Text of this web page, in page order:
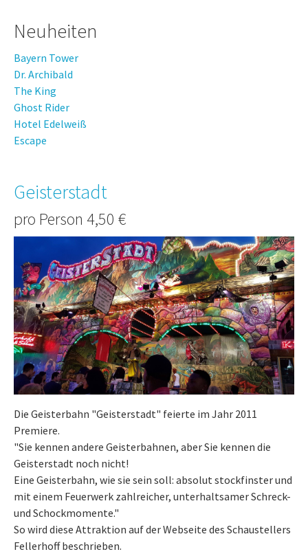
Neuheiten
Bayern Tower
Dr. Archibald
The King
Ghost Rider
Hotel Edelweiß
Escape
Geisterstadt
pro Person 4,50 €
Die Geisterbahn "Geisterstadt" feierte im Jahr 2011
Premiere.
"Sie kennen andere Geisterbahnen, aber Sie kennen die
Geisterstadt noch nicht!
Eine Geisterbahn, wie sie sein soll: absolut stockfinster und
mit einem Feuerwerk zahlreicher, unterhaltsamer Schreck-
und Schockmomente."
So wird diese Attraktion auf der Webseite des Schaustellers
Fellerhoff beschrieben.